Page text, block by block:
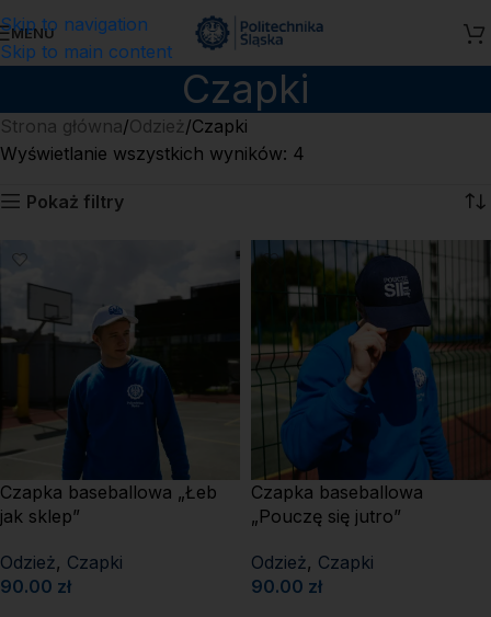
Skip to navigation
Skip to main content
MENU
Czapki
Strona główna Odzież Czapki
Wyświetlanie wszystkich wyników: 4
Pokaż filtry
Czapka baseballowa „Łeb
jak sklep”
Odzież, Czapki
90.00 zł
Czapka baseballowa
„Pouczę się jutro”
Odzież, Czapki
90.00 zł